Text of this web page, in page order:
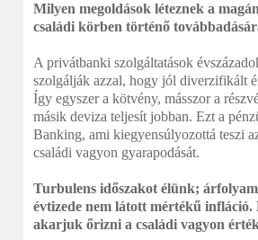
Milyen megoldások léteznek a
családi körben történő
A privátbanki szolgáltatások
szolgálják azzal, hogy jól diverzifikált
Így egyszer a kötvény, másszor a
másik deviza teljesít jobban. Ezt a
Banking, ami kiegyensúlyozottá teszi
családi vagyon gyarapodását.
Turbulens időszakot élünk;
évtizede nem látott mértékű
akarjuk őrizni a családi vagyon